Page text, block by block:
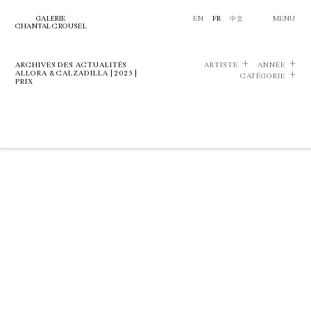
GALERIE
CHANTAL CROUSEL
EN FR 中文 MENU
ARCHIVES DES ACTUALITÉS
ALLORA & CALZADILLA | 2023 |
PRIX
ARTISTE
ANNÉE
CATÉGORIE